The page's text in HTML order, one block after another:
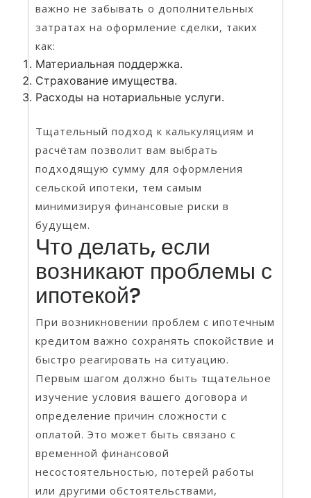
важно не забывать о дополнительных
затратах на оформление сделки, таких
как:
Материальная поддержка.
Страхование имущества.
Расходы на нотариальные услуги.
Тщательный подход к калькуляциям и
расчётам позволит вам выбрать
подходящую сумму для оформления
сельской ипотеки, тем самым
минимизируя финансовые риски в
будущем.
Что делать, если
возникают проблемы с
ипотекой?
При возникновении проблем с ипотечным
кредитом важно сохранять спокойствие и
быстро реагировать на ситуацию.
Первым шагом должно быть тщательное
изучение условия вашего договора и
определение причин сложности с
оплатой. Это может быть связано с
временной финансовой
несостоятельностью, потерей работы
или другими обстоятельствами,